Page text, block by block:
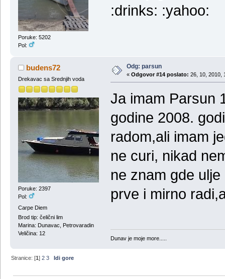
Poruke: 5202
Pol:
:drinks: :yahoo:
budens72
Drekavac sa Srednjih voda
Poruke: 2397
Pol:
Carpe Diem
Brod tip: čelični lim
Marina: Dunavac, Petrovaradin
Veličina: 12
Odg: parsun
« Odgovor #14 poslato: 26, 10, 2010,
Ja imam Parsun
godine 2008.
radom,ali imam
ne curi, nikad
ne znam gde
prve i mirno
Dunav je moje more.....
Stranice: [1]2 3 Idi gore